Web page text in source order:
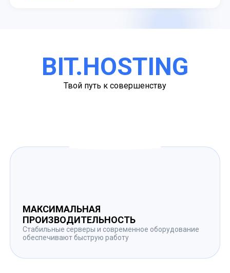
BIT.HOSTING
Твой путь к совершенству
МАКСИМАЛЬНАЯ
ПРОИЗВОДИТЕЛЬНОСТЬ
Стабильные серверы и современное оборудование
обеспечивают быструю работу